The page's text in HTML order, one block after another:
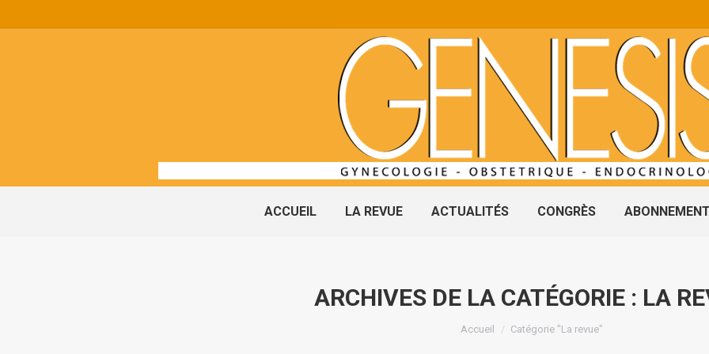
ACCUEIL LA REVUE ACTUALITÉS CONGRÈS ABONNEMENT
ARCHIVES DE LA CATÉGORIE : LA
Vous êtes ici :
Accueil Catégorie "La revue"